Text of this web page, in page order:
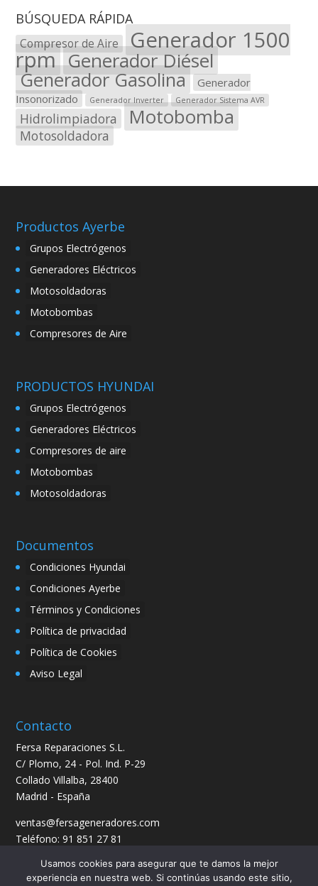
BÚSQUEDA RÁPIDA
Compresor de Aire Generador 1500
rpm Generador Diésel
Generador Gasolina
Generador
Insonorizado
Generador Inverter Generador Sistema AVR
Hidrolimpiadora Motobomba
Motosoldadora
Productos Ayerbe
Grupos Electrógenos
Generadores Eléctricos
Motosoldadoras
Motobombas
Compresores de Aire
PRODUCTOS HYUNDAI
Grupos Electrógenos
Generadores Eléctricos
Compresores de aire
Motobombas
Motosoldadoras
Documentos
Condiciones Hyundai
Condiciones Ayerbe
Términos y Condiciones
Política de privacidad
Política de Cookies
Aviso Legal
Contacto
Fersa Reparaciones S.L.
C/ Plomo, 24 - Pol. Ind. P-29
Collado Villalba, 28400
Madrid - España
ventas@fersageneradores.com
Teléfono: 91 851 27 81
Usamos cookies para asegurar que te damos la mejor
experiencia en nuestra web. Si continúas usando este sitio,